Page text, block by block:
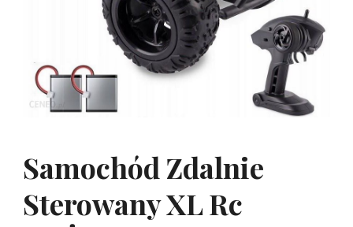
Samochód Zdalnie
Sterowany XL Rc